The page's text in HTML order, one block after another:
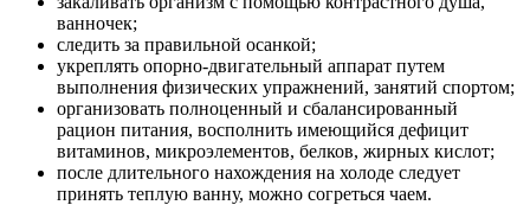
ванночек;
следить за правильной осанкой;
укреплять опорно-двигательный аппарат путем
выполнения физических упражнений, занятий спортом;
организовать полноценный и сбалансированный
рацион питания, восполнить имеющийся дефицит
витаминов, микроэлементов, белков, жирных кислот;
после длительного нахождения на холоде следует
принять теплую ванну, можно согреться чаем.